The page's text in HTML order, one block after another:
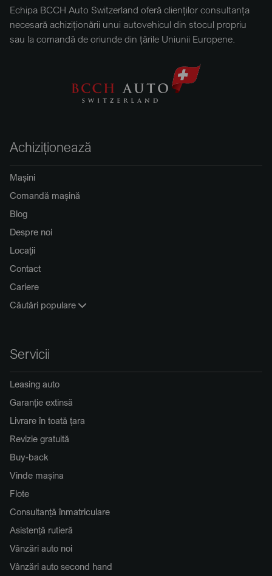
Echipa BCCH Auto Switzerland oferă clienților consultanța
necesară achiziționării unui autovehicul din stocul propriu
sau la comandă de oriunde din țările Uniunii Europene.
Achiziționează
Mașini
Comandă mașină
Blog
Despre noi
Locații
Contact
Cariere
Căutări populare
Servicii
Leasing auto
Garanție extinsă
Livrare în toată țara
Revizie gratuită
Buy-back
Vinde mașina
Flote
Consultanță înmatriculare
Asistență rutieră
Vânzări auto noi
Vânzări auto second hand